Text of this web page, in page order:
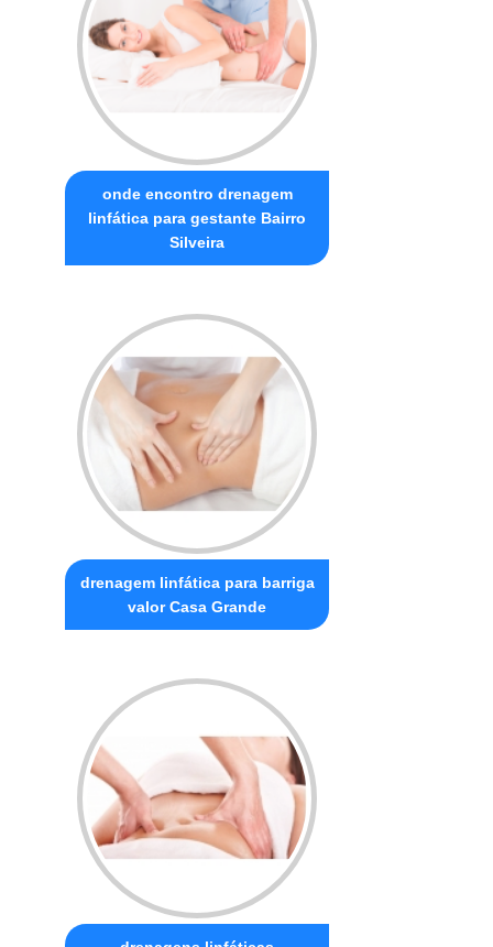
onde encontro drenagem
linfática para gestante Bairro
Silveira
drenagem linfática para barriga
valor Casa Grande